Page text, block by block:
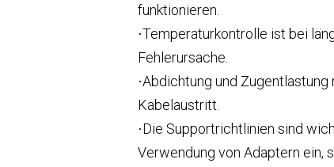
funktionieren.
·Temperaturkontrolle ist bei
Fehlerursache.
·Abdichtung und
Kabelaustritt.
·Die Supportrichtlinien sind
Verwendung von Adaptern ein,